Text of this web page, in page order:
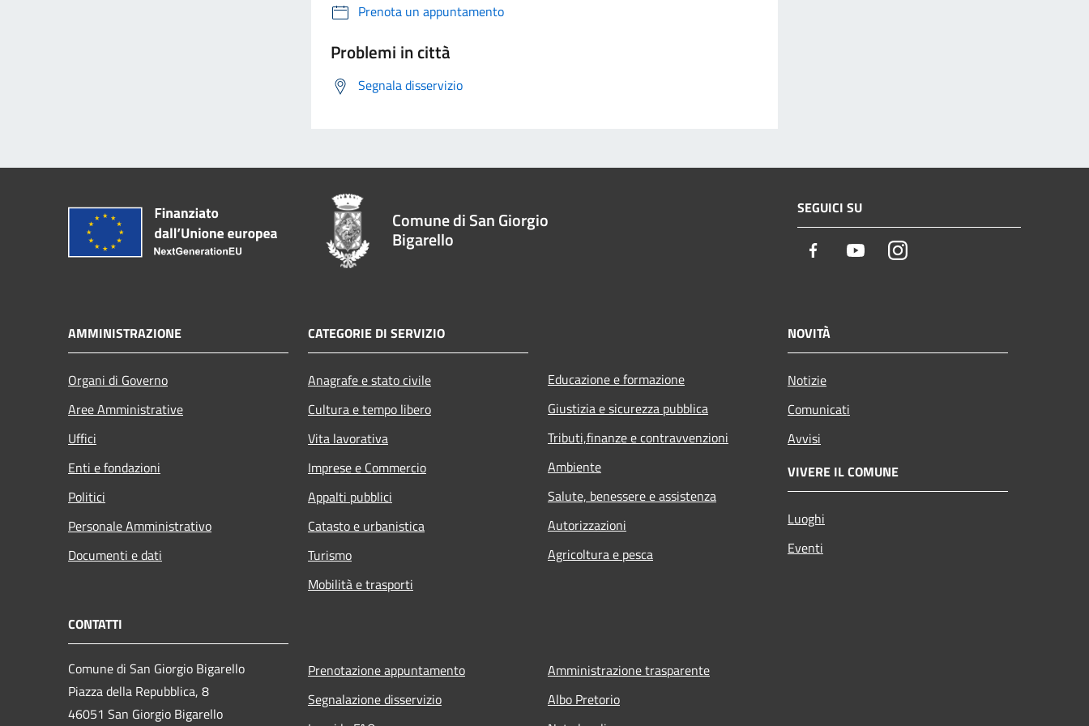
Prenota un appuntamento
Problemi in città
Segnala disservizio
Comune di San Giorgio
Bigarello
SEGUICI SU
Facebook YoutubeInstagram
AMMINISTRAZIONE
Organi di Governo
Aree Amministrative
Uffici
Enti e fondazioni
Politici
Personale Amministrativo
Documenti e dati
CATEGORIE DI SERVIZIO
Anagrafe e stato civile
Cultura e tempo libero
Vita lavorativa
Imprese e Commercio
Appalti pubblici
Catasto e urbanistica
Turismo
Mobilità e trasporti
Educazione e formazione
Giustizia e sicurezza pubblica
Tributi,finanze e contravvenzioni
Ambiente
Salute, benessere e assistenza
Autorizzazioni
Agricoltura e pesca
NOVITÀ
Notizie
Comunicati
Avvisi
VIVERE IL COMUNE
Luoghi
Eventi
CONTATTI
Comune di San Giorgio Bigarello
Piazza della Repubblica, 8
46051 San Giorgio Bigarello
Prenotazione appuntamento
Segnalazione disservizio
Amministrazione trasparente
Albo Pretorio